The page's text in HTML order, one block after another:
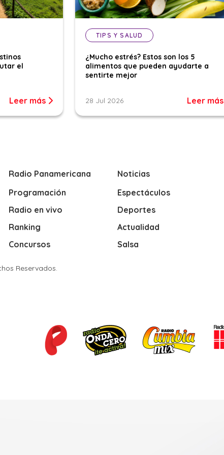
el
Leer más
TIPS Y SALUD
¿Mucho estrés? Estos son los 5
alimentos que pueden ayudarte a
sentirte mejor
28 Jul 2026 Leer más
Radio Panamericana
Programación
Radio en vivo
Ranking
Concursos
Noticias
Espectáculos
Deportes
Actualidad
Salsa
Reservados.